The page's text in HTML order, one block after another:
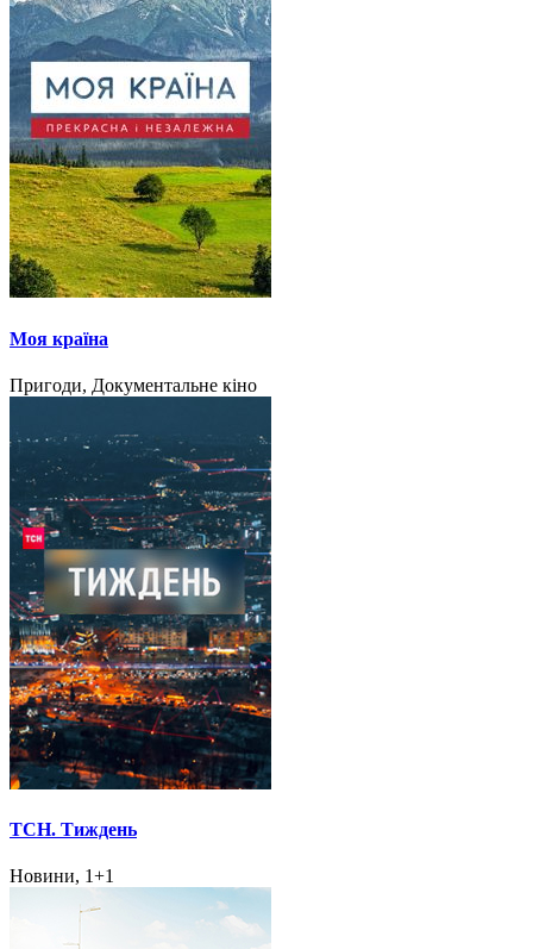
Моя країна
Пригоди, Документальне кіно
ТСН. Тиждень
Новини, 1+1